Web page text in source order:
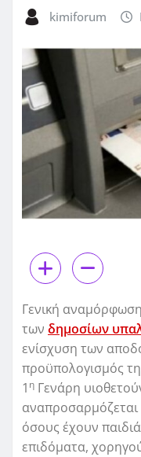
kimiforum
Γενική
των δημοσίων
ενίσχυση των
προϋπολογισμός
1 η Γενάρη
αναπροσαρμόζεται
όσους έχουν
επιδόματα,